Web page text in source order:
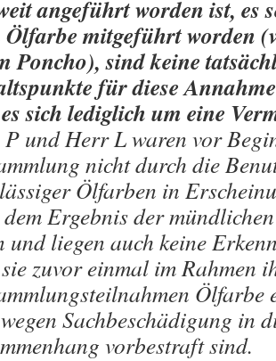
angeführt worden ist, es
Ölfarbe mitgeführt worden
Poncho), sind keine
für diese
sich lediglich um eine
und Herr L waren vor
nicht durch die
Ölfarben in
Ergebnis der
und liegen auch keine
zuvor einmal im Rahmen
Ölfarbe
Sachbeschädigung in
vorbestraft sind.